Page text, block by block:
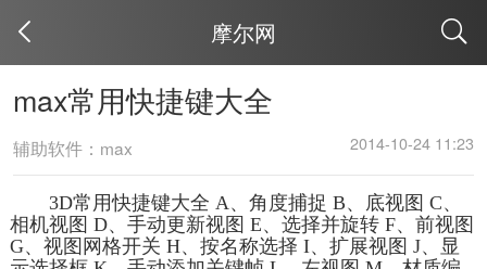
摩尔网
max常用快捷键大全
辅助软件：max 2014-10-24 11:23
3D常用快捷键大全 A、角度捕捉 B、底视图 C、
相机视图 D、手动更新视图 E、选择并旋转 F、前视图
G、视图网格开关 H、按名称选择 I、扩展视图 J、显
取消